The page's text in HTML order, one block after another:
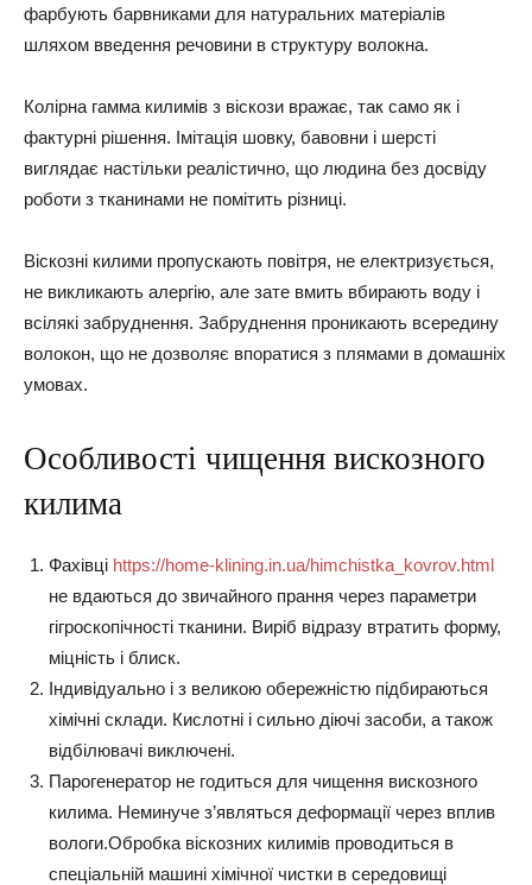
фарбують барвниками для натуральних матеріалів
шляхом введення речовини в структуру волокна.
Колірна гамма килимів з віскози вражає, так само як і
фактурні рішення. Імітація шовку, бавовни і шерсті
виглядає настільки реалістично, що людина без досвіду
роботи з тканинами не помітить різниці.
Віскозні килими пропускають повітря, не електризується,
не викликають алергію, але зате вмить вбирають воду і
всілякі забруднення. Забруднення проникають всередину
волокон, що не дозволяє впоратися з плямами в домашніх
умовах.
Особливості чищення вискозного
килима
Фахівці https://home-klining.in.ua/himchistka_kovrov.html
не вдаються до звичайного прання через параметри
гігроскопічності тканини. Виріб відразу втратить форму,
міцність і блиск.
Індивідуально і з великою обережністю підбираються
хімічні склади. Кислотні і сильно діючі засоби, а також
відбілювачі виключені.
Парогенератор не годиться для чищення вискозного
килима. Неминуче з’являться деформації через вплив
вологи.Обробка віскозних килимів проводиться в
спеціальній машині хімічної чистки в середовищі